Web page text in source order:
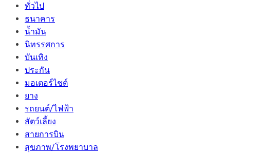
ทั่วไป
ธนาคาร
น้ำมัน
นิทรรศการ
บันเทิง
ประกัน
มอเตอร์ไชต์
ยาง
รถยนต์/ไฟฟ้า
สัตว์เลี้ยง
สายการบิน
สุขภาพ/โรงพยาบาล